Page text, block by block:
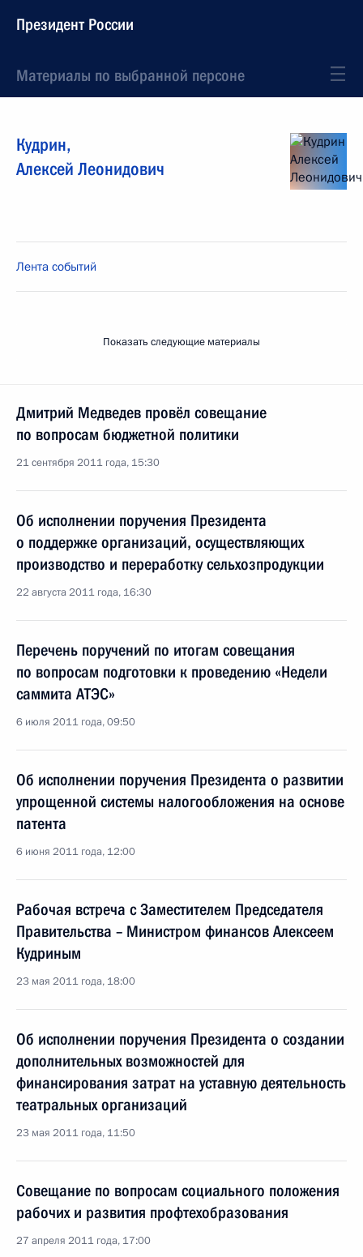
Президент России
Материалы по выбранной персоне
Кудрин,
Алексей Леонидович
Лента событий
Показать следующие материалы
Дмитрий Медведев провёл совещание
по вопросам бюджетной политики
21 сентября 2011 года, 15:30
Об исполнении поручения Президента
о поддержке организаций, осуществляющих
производство и переработку сельхозпродукции
22 августа 2011 года, 16:30
Перечень поручений по итогам совещания
по вопросам подготовки к проведению «Недели
саммита АТЭС»
6 июля 2011 года, 09:50
Об исполнении поручения Президента о развитии
упрощенной системы налогообложения на основе
патента
6 июня 2011 года, 12:00
Рабочая встреча с Заместителем Председателя
Правительства – Министром финансов Алексеем
Кудриным
23 мая 2011 года, 18:00
Об исполнении поручения Президента о создании
дополнительных возможностей для
финансирования затрат на уставную деятельность
театральных организаций
23 мая 2011 года, 11:50
Совещание по вопросам социального положения
рабочих и развития профтехобразования
27 апреля 2011 года, 17:00